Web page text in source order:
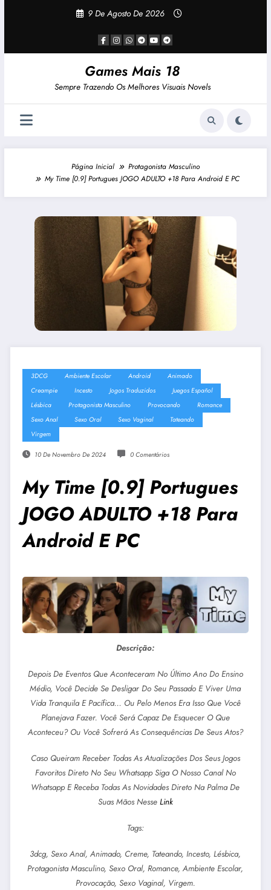
9 De Agosto De 2026
Games Mais 18
Sempre Trazendo Os Melhores Visuais Novels
Página Inicial
Protagonista Masculino
My Time [0.9] Portugues JOGO ADULTO +18 Para Android E PC
3DCG Ambiente Escolar Android
Animado
Creampie
Incesto Jogos Traduzidos
Juegos Español
Lésbica
Protagonista Masculino Provocando
Romance
Sexo Anal
Sexo Oral Sexo Vaginal
Tateando
Virgem
10 De Novembro De 2024 0 Comentários
My Time [0.9] Portugues
JOGO ADULTO +18 Para
Android E PC
Descrição:
Depois De Eventos Que Aconteceram No Último Ano Do Ensino
Médio, Você Decide Se Desligar Do Seu Passado E Viver Uma
Vida Tranquila E Pacífica… Ou Pelo Menos Era Isso Que Você
Planejava Fazer. Você Será Capaz De Esquecer O Que
Aconteceu? Ou Você Sofrerá As Consequências De Seus Atos?
Caso Queiram Receber Todas As Atualizações Dos Seus Jogos
Favoritos Direto No Seu Whatsapp Siga O Nosso Canal No
Whatsapp E Receba Todas As Novidades Direto Na Palma De
Suas Mãos Nesse Link
Tags:
3dcg, Sexo Anal, Animado, Creme, Tateando, Incesto, Lésbica,
Protagonista Masculino, Sexo Oral, Romance, Ambiente Escolar,
Provocação, Sexo Vaginal, Virgem.